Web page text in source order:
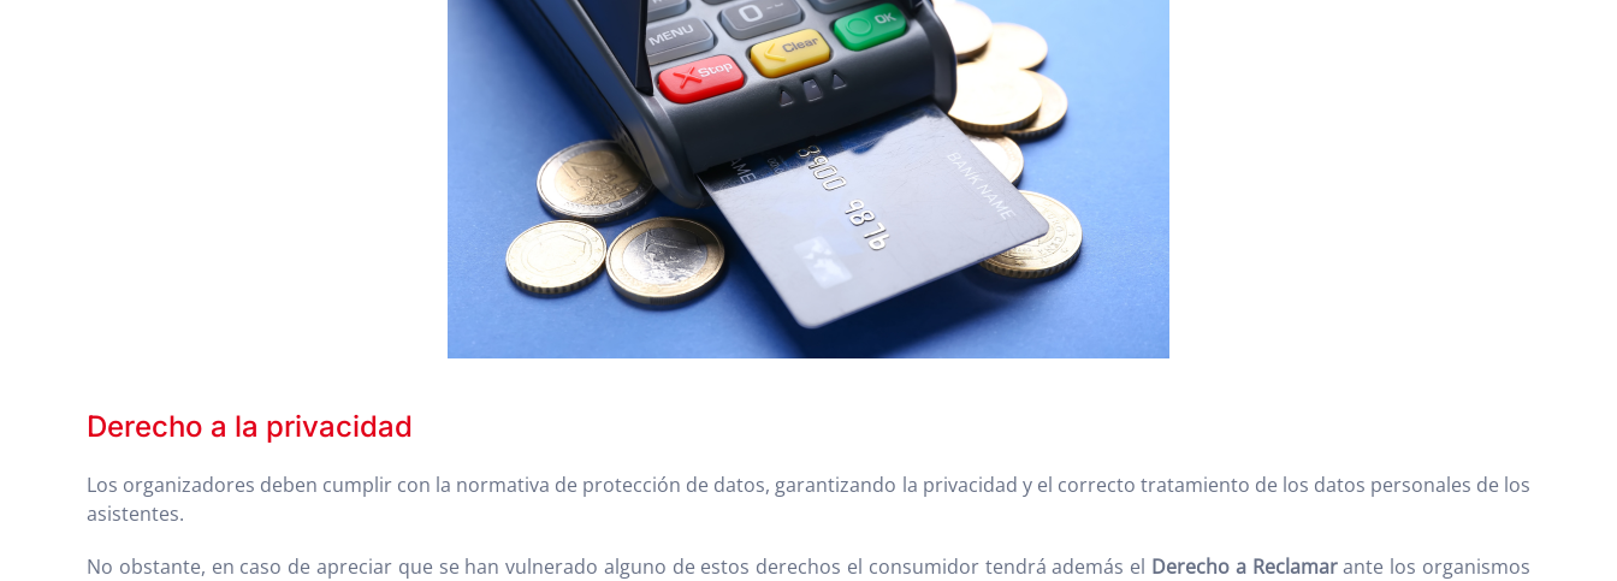
Derecho a la privacidad
Los organizadores deben cumplir con la normativa de protección de datos, garantizando la privacidad y el correcto tratamiento de los datos personales de los
asistentes.
No obstante, en caso de apreciar que se han vulnerado alguno de estos derechos el consumidor tendrá además el Derecho a Reclamarante los organismos